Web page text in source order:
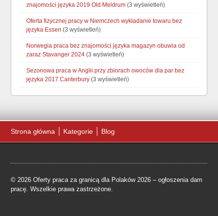
znajomości języka 2019 Old Meldrum (3 wyświetleń)
Oferta fizycznej pracy w Niemczech wykładanie towaru bez
języka Essen (3 wyświetleń)
Norwegia praca bez znajomości języka magazyn obuwia od
zaraz Stavanger 2024 (3 wyświetleń)
Sezonowa praca w Anglii przy zbiorach owoców dla par bez
języka 2017 Canterbury (3 wyświetleń)
Strona główna Kategorie Blog
© 2026 Oferty praca za granicą dla Polaków 2026 – ogłoszenia dam
pracę. Wszelkie prawa zastrzeżone.